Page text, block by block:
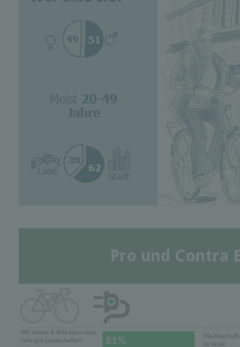
Pro und Contra